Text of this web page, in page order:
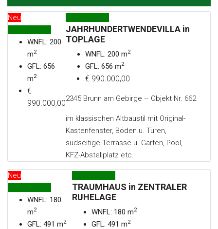
Neu
Zu Verkaufen
WNFL: 200
m2
GFL: 656
m2
€
990.000,00
Zu Verkaufen
JAHRHUNDERTWENDEVILLA in
TOPLAGE
WNFL: 200 m2
GFL: 656 m2
€ 990.000,00
2345 Brunn am Gebirge – Objekt Nr. 662
im klassischen Altbaustil mit Original-
Kastenfenster, Böden u. Türen,
südseitige Terrasse u. Garten, Pool,
KFZ-Abstellplatz etc.
Neu
Zu Verkaufen
WNFL: 180
m2
GFL: 491 m2
Zu Verkaufen
TRAUMHAUS in ZENTRALER
RUHELAGE
WNFL: 180 m2
GFL: 491 m2